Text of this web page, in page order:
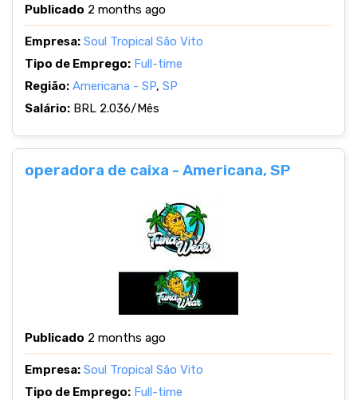
Publicado 2 months ago
Empresa: Soul Tropical São Vito
Tipo de Emprego: Full-time
Região: Americana - SP, SP
Salário: BRL 2.036/Mês
operadora de caixa - Americana, SP
Publicado 2 months ago
Empresa: Soul Tropical São Vito
Tipo de Emprego: Full-time